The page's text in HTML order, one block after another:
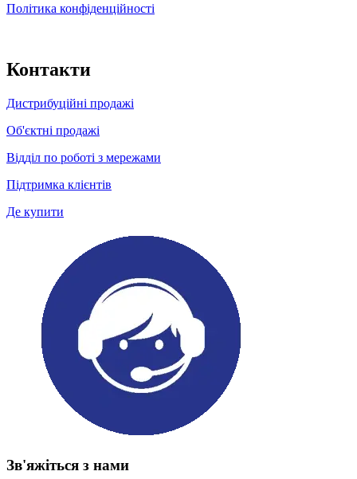
Політика конфіденційності
Контакти
Дистрибуційні продажі
Об'єктні продажі
Відділ по роботі з мережами
Підтримка клієнтів
Де купити
Зв'яжіться з нами